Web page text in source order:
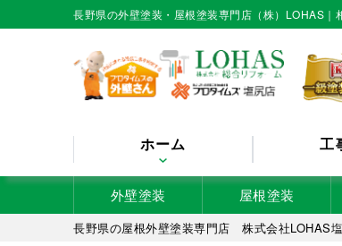
長野県の外壁塗装・屋根塗装専門店（株）LOHAS
ホーム 工
外壁塗装 屋根塗装
長野県の屋根外壁塗装専門店 株式会社LOHAS